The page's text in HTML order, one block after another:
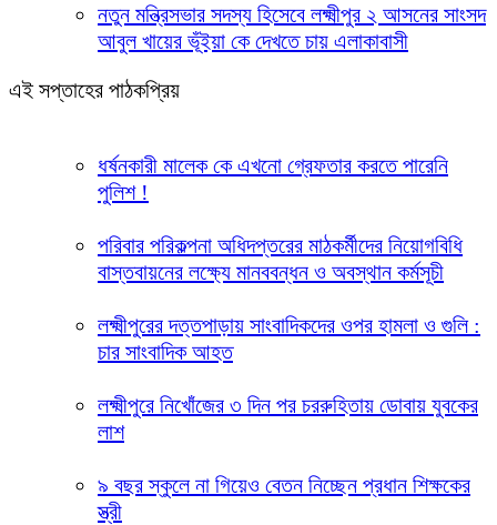
নতুন মন্ত্রিসভার সদস্য হিসেবে লক্ষ্মীপুর ২ আসনের সাংসদ
আবুল খায়ের ভূঁইয়া কে দেখতে চায় এলাকাবাসী
এই সপ্তাহের পাঠকপ্রিয়
ধর্ষনকারী মালেক কে এখনো গ্রেফতার করতে পারেনি
পুলিশ !
পরিবার পরিকল্পনা অধিদপ্তরের মাঠকর্মীদের নিয়োগবিধি
বাস্তবায়নের লক্ষ্যে মানববন্ধন ও অবস্থান কর্মসূচী
লক্ষ্মীপুরের দত্তপাড়ায় সাংবাদিকদের ওপর হামলা ও গুলি :
চার সাংবাদিক আহত
লক্ষ্মীপুরে নিখোঁজের ৩ দিন পর চররুহিতায় ডোবায় যুবকের
লাশ
৯ বছর স্কুলে না গিয়েও বেতন নিচ্ছেন প্রধান শিক্ষকের
স্ত্রী